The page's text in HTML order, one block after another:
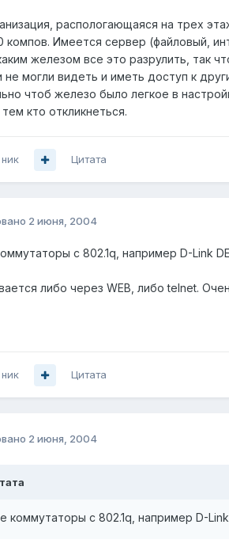
распологающаяся на трех
компов. Имеется сервер (файловый,
железом все это разрулить, так
не могли видеть и иметь доступ к
чтоб железо было легкое в
кто откликнеться.
Цитата
2 июня, 2004
с 802.1q, например D-Link
либо через WEB, либо telnet.
Цитата
2 июня, 2004
коммутаторы с 802.1q, например D-Link